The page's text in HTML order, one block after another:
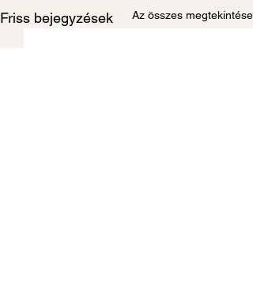
Friss bejegyzések Az összes megtekintése